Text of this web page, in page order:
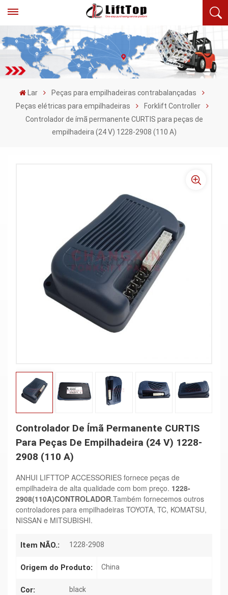
Lar
Peças para empilhadeiras contrabalançadas
Peças elétricas para empilhadeiras
Forklift Controller
Controlador de ímã permanente CURTIS para peças de
empilhadeira (24 V) 1228-2908 (110 A)
Controlador De Ímã Permanente CURTIS
Para Peças De Empilhadeira (24 V) 1228-
2908 (110 A)
ANHUI LIFTTOP ACCESSORIES fornece peças de
empilhadeira de alta qualidade com bom preço. 1228-
2908(110A)CONTROLADOR.Também fornecemos outros
controladores para empilhadeiras TOYOTA, TC, KOMATSU,
NISSAN e MITSUBISHI.
Item NÃO.: 1228-2908
Origem do Produto: China
Cor: black